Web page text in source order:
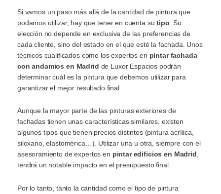
Si vamos un paso más allá de la cantidad de pintura que
podamos utilizar, hay que tener en cuenta sutipo . Su
elección no depende en exclusiva de las preferencias de
cada cliente, sino del estado en el que esté la fachada. Unos
técnicos cualificados como los expertos en pintar fachada
con andamios en Madrid de Luxor Espacios podrán
determinar cuál es la pintura que debemos utilizar para
garantizar el mejor resultado final.
Aunque la mayor parte de las pinturas exteriores de
fachadas tienen unas características similares, existen
algunos tipos que tienen precios distintos (pintura acrílica,
siloxano, elastomérica…). Utilizar una u otra, siempre con el
asesoramiento de expertos en pintar edificios en Madrid,
tendrá un notable impacto en el presupuesto final.
Por lo tanto, tanto la cantidad como el tipo de pintura